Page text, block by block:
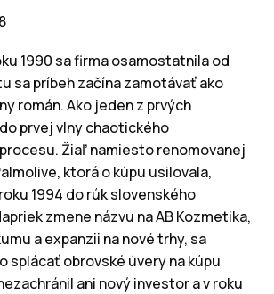
1990 sa firma osamostatnila od
sa príbeh začína zamotávať ako
román. Ako jeden z prvých
prvej vlny chaotického
Žiaľ namiesto renomovanej
ktorá o kúpu usilovala,
1994 do rúk slovenského
zmene názvu na AB Kozmetika,
a expanzii na nové trhy, sa
splácať obrovské úvery na kúpu
ani nový investor a v roku